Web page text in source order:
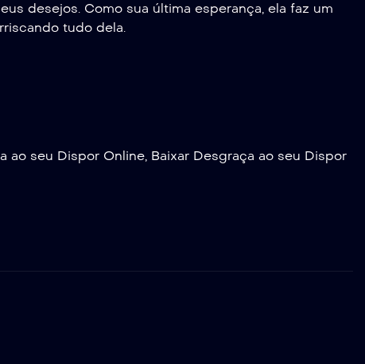
desejos. Como sua última esperança, ela faz um
tudo dela.
seu Dispor Online, Baixar Desgraça ao seu Dispor